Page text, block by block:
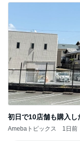
初日で10店舗も購入し
Amebaトピックス 1日前